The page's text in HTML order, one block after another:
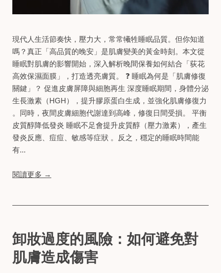
現代人生活節奏快，壓力大，常常犧牲睡眠品質。但你知道
嗎？真正「高品質的晚安」是肌膚變美的黃金時刻。本文從
睡眠對肌膚的影響開始，深入解析晚間保養如何結合「荻花
高效保濕面膜」，打造透亮膚質。 ❓ 睡眠為何是「肌膚修復
關鍵」？ 促進皮膚屏障與細胞再生 深度睡眠期間，身體分泌
生長激素（HGH），提升膠原蛋白生成，並強化肌膚修復力
。同時，夜間皮膚細胞代謝達到高峰，修復日間受損。 平衡
皮質醇降低發炎 睡眠不足會提升皮質醇（壓力激素），產生
發炎反應、痘痘、敏感等症狀 。反之，穩定的睡眠時間能
有...
閱讀更多 →
卸妝過度的風險：如何避免對
肌膚造成傷害